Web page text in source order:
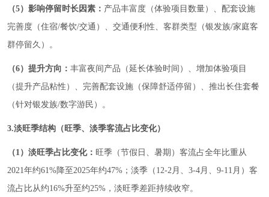
（5）影响停留时长因素： 产品丰富度（体验项目数量）、配套设施
完善度（住宿/餐饮/交通）、交通便利性、客群类型（银发族/家庭客
群停留久）。
（6）提升方向： 丰富夜间产品（延长体验时间）、增加体验项目
（提升产品粘性）、完善配套设施（保障舒适停留）、推出长住套餐
（针对银发族/数字游民）。
3.淡旺季结构（旺季、淡季客流占比变化）
（1）淡旺季占比变化： 旺季（节假日、暑期）客流占全年比重从
2021年约61%降至2025年约47%；淡季（12-2月、3-4月、9-11月）客
流占比从约16%升至约25%，淡旺季差距持续收窄。